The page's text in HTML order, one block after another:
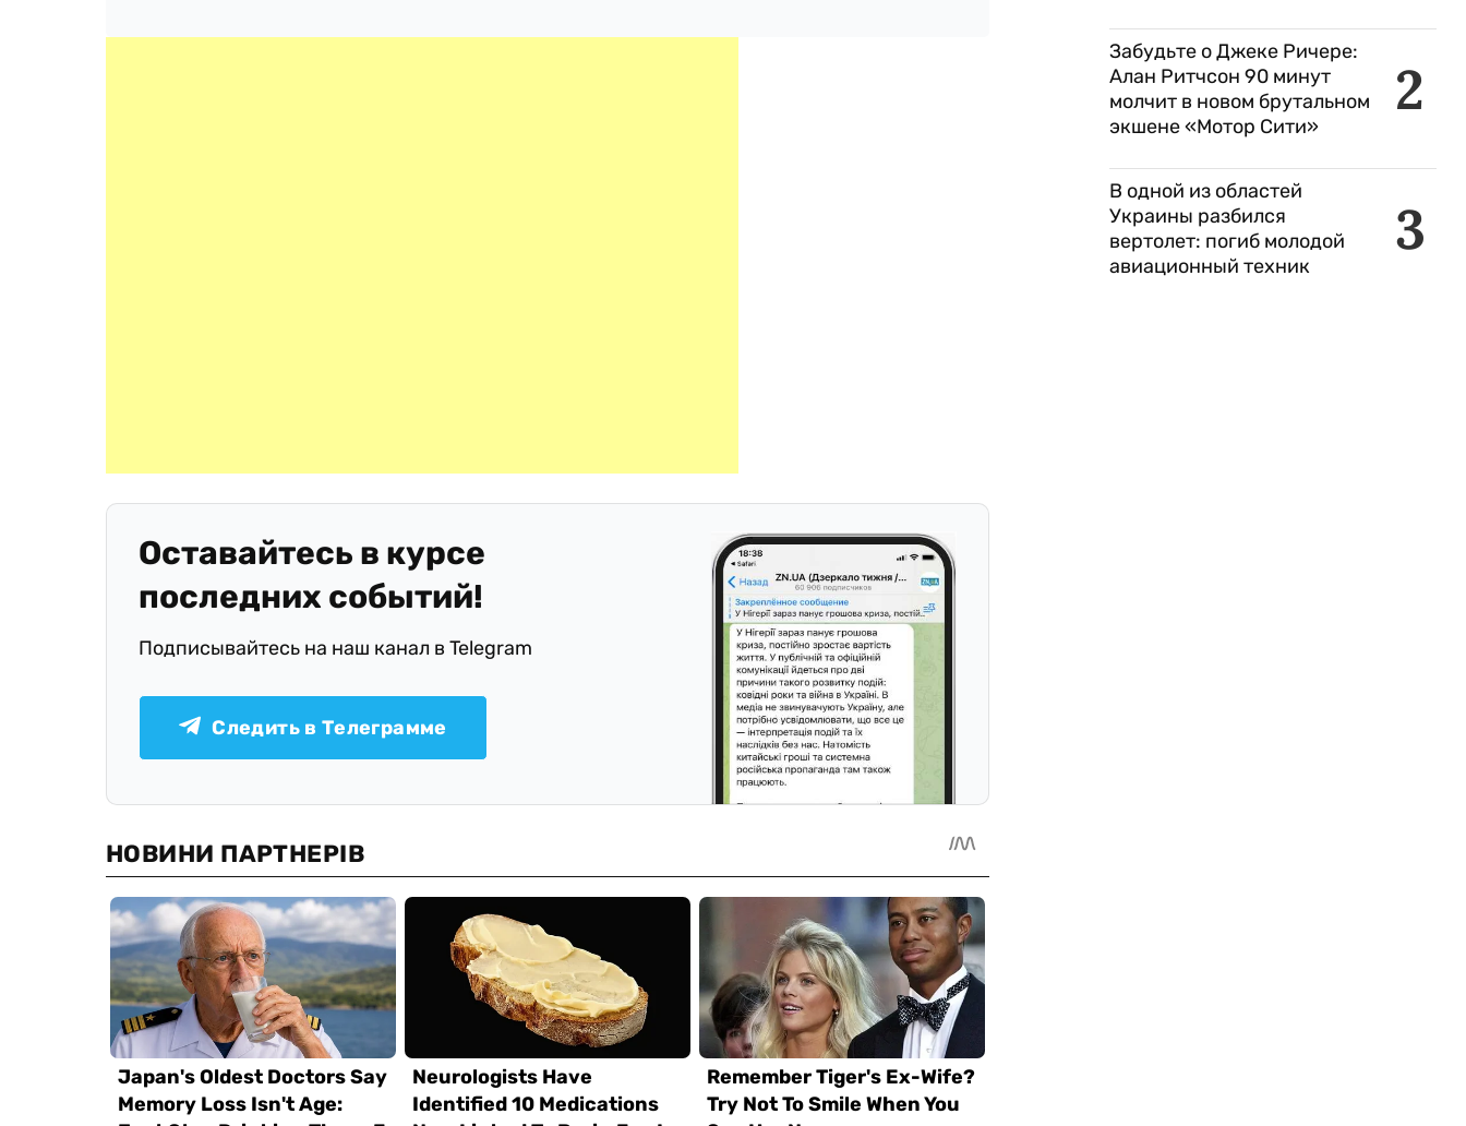
Оставайтесь в курсе
последних событий!
Подписывайтесь на наш канал в Telegram
Следить в Телеграмме
2
Забудьте о Джеке Ричере:
Алан Ритчсон 90 минут
молчит в новом брутальном
экшене «Мотор Сити»
3
В одной из областей
Украины разбился
вертолет: погиб молодой
авиационный техник